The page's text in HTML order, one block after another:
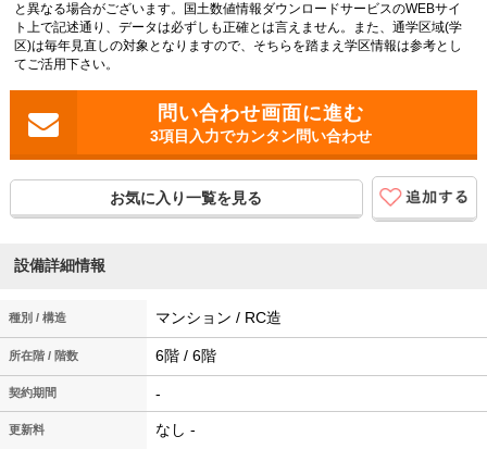
と異なる場合がございます。国土数値情報ダウンロードサービスのWEBサイ
ト上で記述通り、データは必ずしも正確とは言えません。また、通学区域(学
区)は毎年見直しの対象となりますので、そちらを踏まえ学区情報は参考とし
てご活用下さい。
3項目入力でカンタン問い合わせ
お気に入り一覧を見る
設備詳細情報
種別 / 構造 マンション / RC造
所在階 / 階数 6階 / 6階
契約期間 -
更新料 なし -